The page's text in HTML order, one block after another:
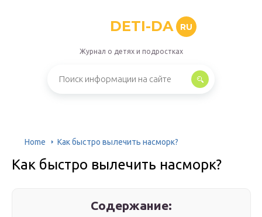
DETI-DA RU
Журнал о детях и подростках
Home Как быстро вылечить насморк?
Как быстро вылечить насморк?
Содержание: